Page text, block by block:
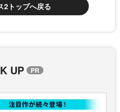
2トップへ戻る
UP